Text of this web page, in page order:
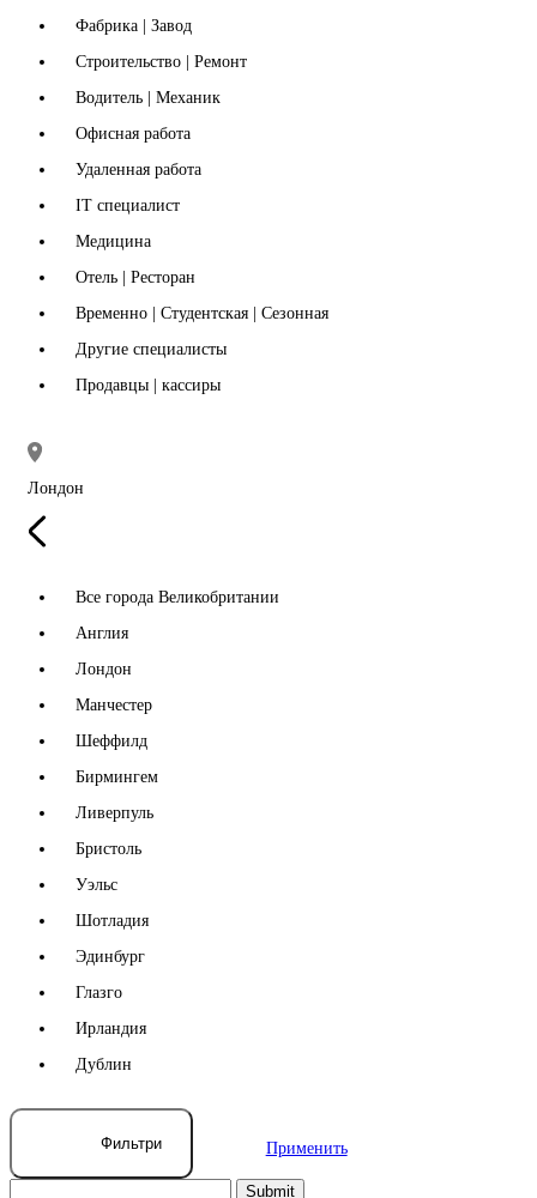
Фабрика | Завод
Строительство | Ремонт
Водитель | Механик
Офисная работа
Удаленная работа
IT специалист
Медицина
Отель | Ресторан
Временно | Студентская | Сезонная
Другие специалисты
Продавцы | кассиры
Лондон
Все города Великобритании
Англия
Лондон
Манчестер
Шеффилд
Бирмингем
Ливерпуль
Бристоль
Уэльс
Шотладия
Эдинбург
Глазго
Ирландия
Дублин
Фильтри Применить